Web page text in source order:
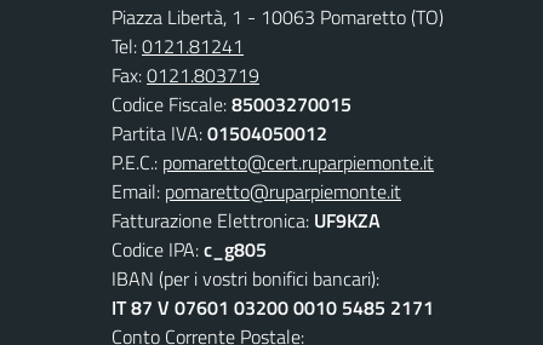
Piazza Libertà, 1 - 10063 Pomaretto (TO)
Tel:0121.81241
Fax:0121.803719
Codice Fiscale:85003270015
Partita IVA:01504050012
P.E.C.: pomaretto@cert.ruparpiemonte.it
Email: pomaretto@ruparpiemonte.it
Fatturazione Elettronica: UF9KZA
Codice IPA:c_g805
IBAN (per i vostri bonifici bancari):
IT 87 V 07601 03200 0010 5485 2171
Conto Corrente Postale: